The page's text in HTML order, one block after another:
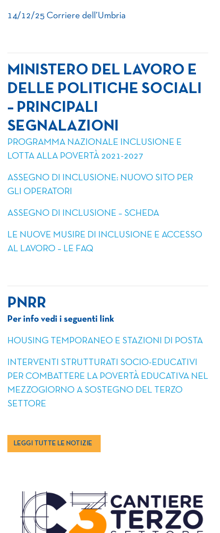
14/12/25 Corriere dell’Umbria
MINISTERO DEL LAVORO E
DELLE POLITICHE SOCIALI
– PRINCIPALI
SEGNALAZIONI
PROGRAMMA NAZIONALE INCLUSIONE E
LOTTA ALLA POVERTÀ 2021-2027
ASSEGNO DI INCLUSIONE: NUOVO SITO PER
GLI OPERATORI
ASSEGNO DI INCLUSIONE – SCHEDA
LE NUOVE MUSIRE DI INCLUSIONE E ACCESSO
AL LAVORO – LE FAQ
PNRR
Per info vedi i seguenti link
HOUSING TEMPORANEO E STAZIONI DI POSTA
INTERVENTI STRUTTURATI SOCIO-EDUCATIVI
PER COMBATTERE LA POVERTÀ EDUCATIVA NEL
MEZZOGIORNO A SOSTEGNO DEL TERZO
SETTORE
LEGGI TUTTE LE NOTIZIE